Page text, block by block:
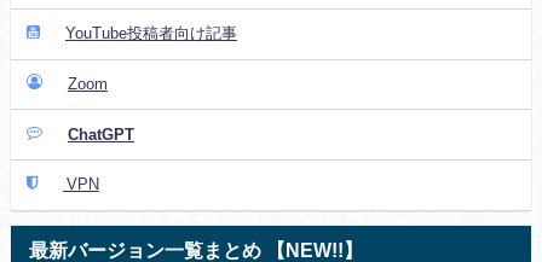
YouTube投稿者向け記事
Zoom
ChatGPT
VPN
最新バージョン一覧まとめ 【NEW!!】